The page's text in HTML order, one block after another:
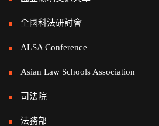
全國科法研討會
ALSA Conference
Asian Law Schools Association
司法院
法務部